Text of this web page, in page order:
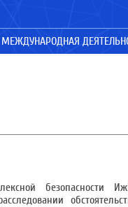
МЕЖДУНАРОДНАЯ
безопасности